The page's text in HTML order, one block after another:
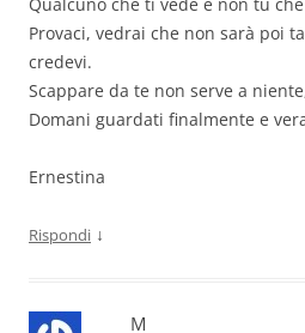
Qualcuno che ti vede e non tu
Provaci, vedrai che non sarà poi
credevi.
Scappare da te non serve a
Domani guardati finalmente e
Ernestina
Rispondi ↓
M